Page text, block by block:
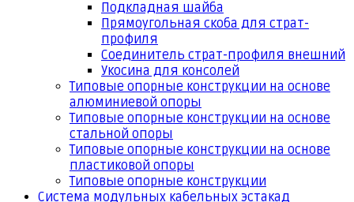
Подкладная шайба
Прямоугольная скоба для страт-
профиля
Соединитель страт-профиля внешний
Укосина для консолей
Типовые опорные конструкции на основе
алюминиевой опоры
Типовые опорные конструкции на основе
стальной опоры
Типовые опорные конструкции на основе
пластиковой опоры
Типовые опорные конструкции
Система модульных кабельных эстакад